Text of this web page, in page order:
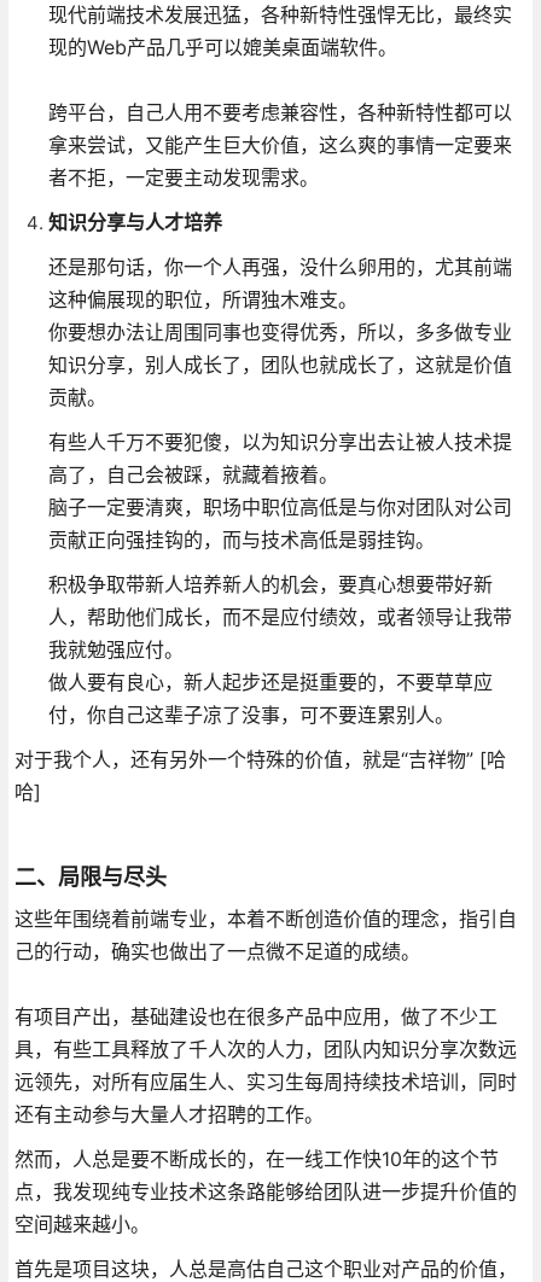
现代前端技术发展迅猛，各种新特性强悍无比，最终实
现的Web产品几乎可以媲美桌面端软件。
跨平台，自己人用不要考虑兼容性，各种新特性都可以
拿来尝试，又能产生巨大价值，这么爽的事情一定要来
者不拒，一定要主动发现需求。
知识分享与人才培养
还是那句话，你一个人再强，没什么卵用的，尤其前端
这种偏展现的职位，所谓独木难支。
你要想办法让周围同事也变得优秀，所以，多多做专业
知识分享，别人成长了，团队也就成长了，这就是价值
贡献。
有些人千万不要犯傻，以为知识分享出去让被人技术提
高了，自己会被踩，就藏着掖着。
脑子一定要清爽，职场中职位高低是与你对团队对公司
贡献正向强挂钩的，而与技术高低是弱挂钩。
积极争取带新人培养新人的机会，要真心想要带好新
人，帮助他们成长，而不是应付绩效，或者领导让我带
我就勉强应付。
做人要有良心，新人起步还是挺重要的，不要草草应
付，你自己这辈子凉了没事，可不要连累别人。
对于我个人，还有另外一个特殊的价值，就是“吉祥物” [哈
哈]
二、局限与尽头
这些年围绕着前端专业，本着不断创造价值的理念，指引自
己的行动，确实也做出了一点微不足道的成绩。
有项目产出，基础建设也在很多产品中应用，做了不少工
具，有些工具释放了千人次的人力，团队内知识分享次数远
远领先，对所有应届生人、实习生每周持续技术培训，同时
还有主动参与大量人才招聘的工作。
然而，人总是要不断成长的，在一线工作快10年的这个节
点，我发现纯专业技术这条路能够给团队进一步提升价值的
空间越来越小。
首先是项目这块，人总是高估自己这个职业对产品的价值，